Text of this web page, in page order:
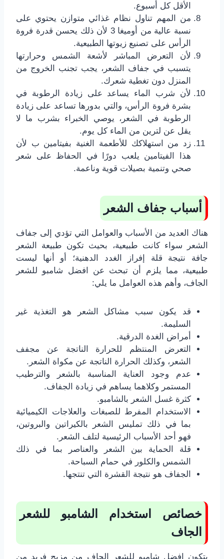
الأقل كل أسبوع.
من المهم تناول نظام غذائي متوازن يحتوي على
نسبة عالية من أوميغا 3 لأن ذلك يحسن قدرة فروة
الرأس على تصنيع زيوتها الطبيعية.
لأن التعرض المباشر لأشعة الشمس وحرارتها
يتسبب في جفاف الشعر، يجب تجنب الخروج من
المنزل دون تغطية شعرك.
لأن شرب الماء يساعد على زيادة الرطوبة في
بشرة فروة الرأس، والتي بدورها تساعد على زيادة
الرطوبة في الشعر، يوصي الخبراء بشرب ما لا
يقل عن لترين من الماء كل يوم.
زد من استهلاكك للأطعمة الغنية بفيتامين ب لأن
هذا الفيتامين يلعب دورًا في الحفاظ على شعر
صحي وتنمية بصيلات قوية وناعمة.
أسباب جفاف الشعر
هناك العديد من الأسباب والعوامل التي تؤدي إلى جفاف
الشعر سواء كانت طبيعية، بحيث تكون طبيعة الشعر
جافة نتيجة قلة إفراز الغدد الدهنية؛ أو أنها ليست
طبيعية، مما يلزم أن تبحث عن افضل شامبو للشعر
الجاف، وأهم هذه العوامل ما يلي:
قد يكون سبب مشاكل الشعر هو التغذية غير
السليمة.
أمراض الغدة الدرقية.
التعرض المنتظم للحرارة الناتجة عن مجفف
الشعر، وكذلك الحرارة الناتجة عن مكواة الشعر.
عدم وجود العناية المناسبة بالشعر والترطيب
المستمر وكلاهما يساهم في زيادة الجفاف.
كثرة غسل الشعر بالشامبو.
الاستخدام المفرط للصبغات والعلاجات الكيميائية
بما في ذلك تمليس الشعر بالكيراتين والبروتين،
فهو أحد الأسباب الرئيسية لتلف الشعر.
قلة الحماية بين الشعر والعناصر بما في ذلك
الشمس والكلور في حمام السباحة.
الجفاف هو نتيجة القشرة التي تنتجها.
خصائص استخدام الشامبو للشعر
الجاف
يتكون افضل شامبو للشعر الجاف من مزيج فريد من